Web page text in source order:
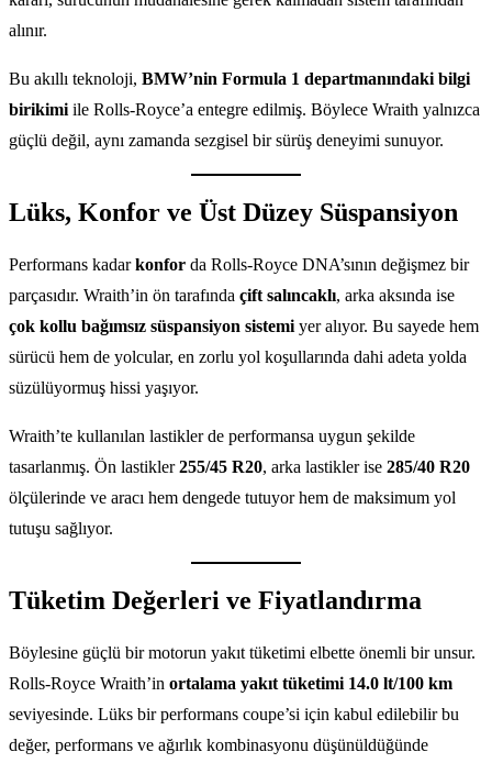
alınır.
Bu akıllı teknoloji, BMW’nin Formula 1 departmanındaki bilgi
birikimi ile Rolls-Royce’a entegre edilmiş. Böylece Wraith yalnızca
güçlü değil, aynı zamanda sezgisel bir sürüş deneyimi sunuyor.
Lüks, Konfor ve Üst Düzey Süspansiyon
Performans kadarkonfor da Rolls-Royce DNA’sının değişmez bir
parçasıdır. Wraith’in ön tarafında çift salıncaklı, arka aksında ise
çok kollu bağımsız süspansiyon sistemi yer alıyor. Bu sayede hem
sürücü hem de yolcular, en zorlu yol koşullarında dahi adeta yolda
süzülüyormuş hissi yaşıyor.
Wraith’te kullanılan lastikler de performansa uygun şekilde
tasarlanmış. Ön lastikler255/45 R20, arka lastikler ise 285/40 R20
ölçülerinde ve aracı hem dengede tutuyor hem de maksimum yol
tutuşu sağlıyor.
Tüketim Değerleri ve Fiyatlandırma
Böylesine güçlü bir motorun yakıt tüketimi elbette önemli bir unsur.
Rolls-Royce Wraith’in ortalama yakıt tüketimi 14.0 lt/100 km
seviyesinde. Lüks bir performans coupe’si için kabul edilebilir bu
değer, performans ve ağırlık kombinasyonu düşünüldüğünde